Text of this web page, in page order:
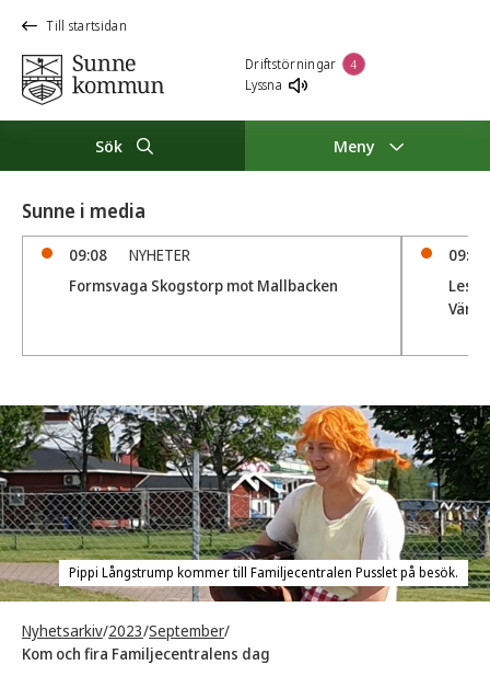
Till startsidan
Driftstörningar 4
Lyssna
Sök Meny
Sunne i media
09:08
NYHETER
Formsvaga Skogstorp mot Mallbacken
09:04
Pippi Långstrump kommer till Familjecentralen Pusslet på besök.
Nyhetsarkiv/2023/September/
Kom och fira Familjecentralens dag